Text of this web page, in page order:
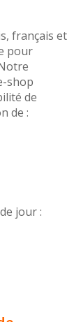
français et
pour
shop
de
de :
jour :